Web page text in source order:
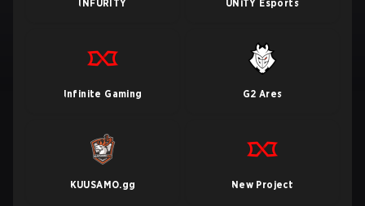
INFURITY UNiTY Esports
Infinite Gaming G2 Ares
KUUSAMO.gg New Project